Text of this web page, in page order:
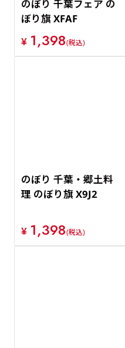
のぼり 千葉フェア の
ぼり旗 XFAF
¥ 1,398(税込)
のぼり 千葉・郷土料
理 のぼり旗 X9J2
¥ 1,398(税込)